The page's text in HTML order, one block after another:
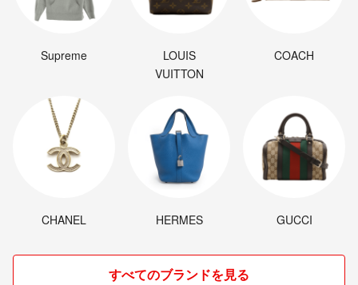
Supreme
LOUIS
VUITTON
COACH
CHANEL HERMES GUCCI
すべてのブランドを見る